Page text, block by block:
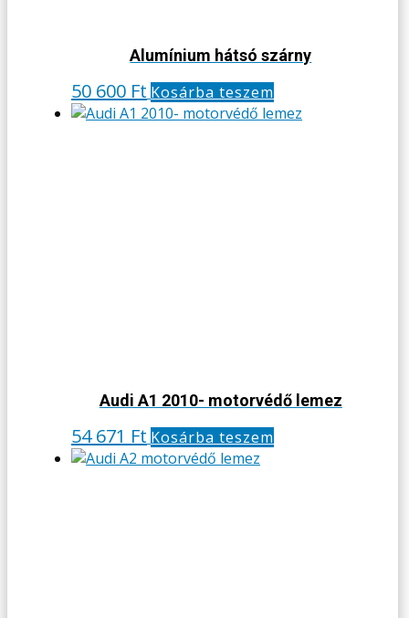
Alumínium hátsó szárny
50 600 Ft Kosárba teszem
Audi A1 2010- motorvédő lemez
54 671 Ft Kosárba teszem